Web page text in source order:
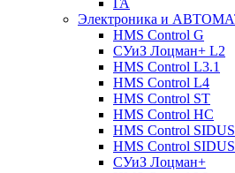
ГА
Электроника и
HMS Control G
СУиЗ Лоцман+ L2
HMS Control L3.1
HMS Control L4
HMS Control ST
HMS Control HC
HMS Control SIDUS
HMS Control
СУиЗ Лоцман+